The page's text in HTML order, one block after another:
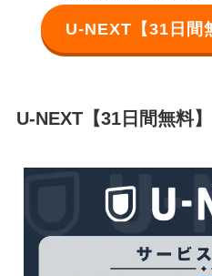
U-NEXT【31日間
U-NEXT【31日間無料】